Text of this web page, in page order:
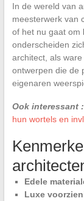
In de wereld van
meesterwerk van
of het nu gaat om
onderscheiden
architect, als
ontwerpen die de
eigenaren
Ook interessant :
hun wortels en
Edele
Luxe